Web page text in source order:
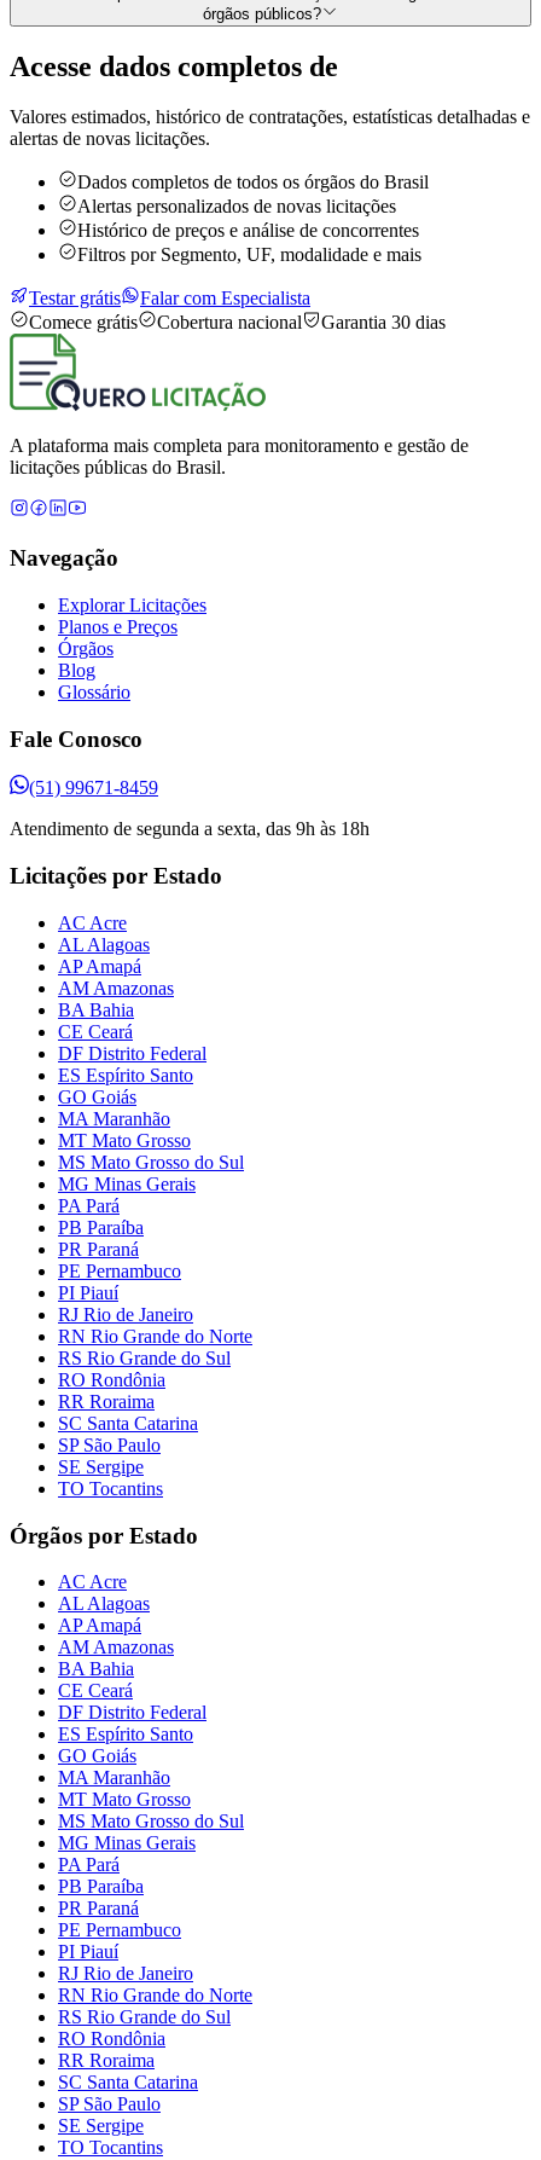
órgãos públicos?
Acesse dados completos de
Valores estimados, histórico de contratações, estatísticas detalhadas e
alertas de novas licitações.
Dados completos de todos os órgãos do Brasil
Alertas personalizados de novas licitações
Histórico de preços e análise de concorrentes
Filtros por Segmento, UF, modalidade e mais
Testar grátis
Falar com Especialista
Comece grátis
Cobertura nacional Garantia 30 dias
A plataforma mais completa para monitoramento e gestão de
licitações públicas do Brasil.
Navegação
Explorar Licitações
Planos e Preços
Órgãos
Blog
Glossário
Fale Conosco
(51) 99671-8459
Atendimento de segunda a sexta, das 9h às 18h
Licitações por Estado
AC Acre
AL Alagoas
AP Amapá
AM Amazonas
BA Bahia
CE Ceará
DF Distrito Federal
ES Espírito Santo
GO Goiás
MA Maranhão
MT Mato Grosso
MS Mato Grosso do Sul
MG Minas Gerais
PA Pará
PB Paraíba
PR Paraná
PE Pernambuco
PI Piauí
RJ Rio de Janeiro
RN Rio Grande do Norte
RS Rio Grande do Sul
RO Rondônia
RR Roraima
SC Santa Catarina
SP São Paulo
SE Sergipe
TO Tocantins
Órgãos por Estado
AC Acre
AL Alagoas
AP Amapá
AM Amazonas
BA Bahia
CE Ceará
DF Distrito Federal
ES Espírito Santo
GO Goiás
MA Maranhão
MT Mato Grosso
MS Mato Grosso do Sul
MG Minas Gerais
PA Pará
PB Paraíba
PR Paraná
PE Pernambuco
PI Piauí
RJ Rio de Janeiro
RN Rio Grande do Norte
RS Rio Grande do Sul
RO Rondônia
RR Roraima
SC Santa Catarina
SP São Paulo
SE Sergipe
TO Tocantins